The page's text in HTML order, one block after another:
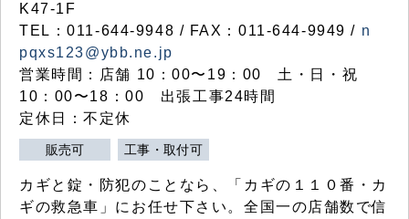
K47-1F
TEL：011-644-9948 / FAX：011-644-9949 / n
pqxs123@ybb.ne.jp
営業時間：店舗 10：00〜19：00 土・日・祝
10：00〜18：00 出張工事24時間
定休日：不定休
販売可 工事・取付可
カギと錠・防犯のことなら、「カギの１１０番・カ
ギの救急車」にお任せ下さい。全国一の店舗数で信